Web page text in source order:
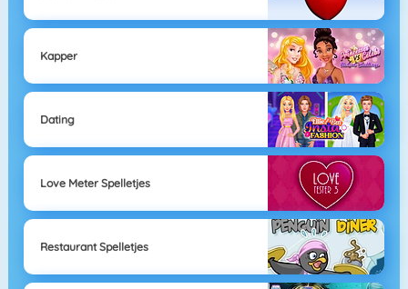
Kapper
Dating
Love Meter Spelletjes
Restaurant Spelletjes